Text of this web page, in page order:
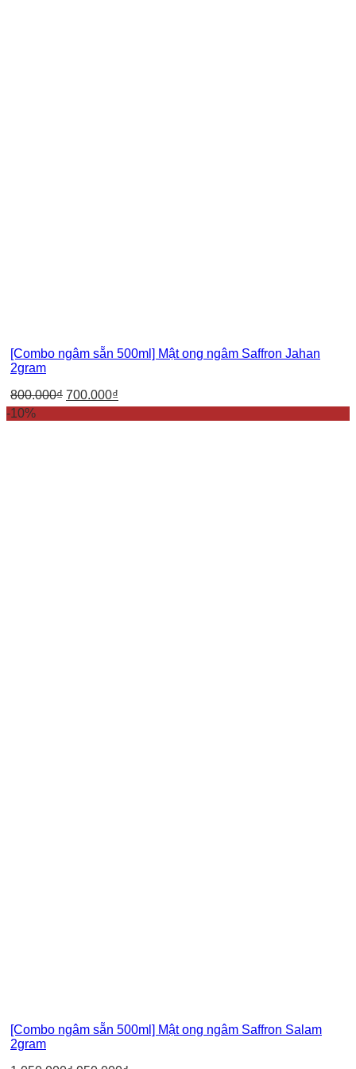
[Combo ngâm sẵn 500ml] Mật ong ngâm Saffron Jahan
2gram
800.000₫ 700.000₫
-10%
[Combo ngâm sẵn 500ml] Mật ong ngâm Saffron Salam
2gram